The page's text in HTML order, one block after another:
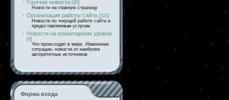
Горячие новости [95]
Новости на главную страницу
Организация работы сайта [520]
Новости по текущей работе сайта и
предоставляемым услугам
Новости на планетарном уровне
[6]
Что происходит в мире. Изменение
ситуации, новости от наиболее
авторитетных источников
Форма входа